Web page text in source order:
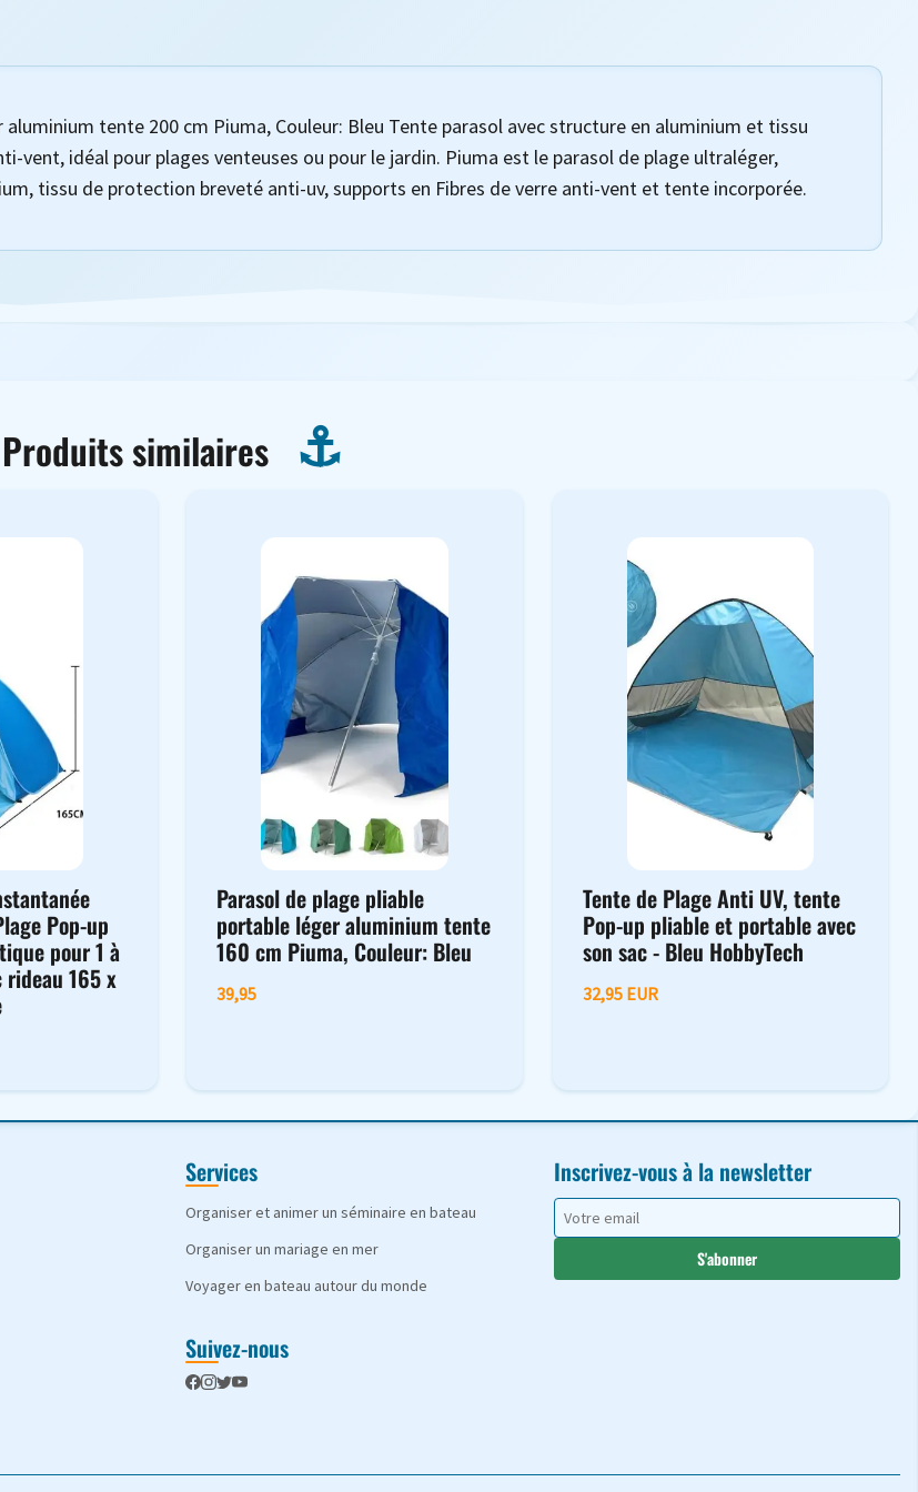
tente 200 cm Piuma, Couleur: Bleu Tente parasol avec structure en aluminium et tissu
vent, idéal pour plages venteuses ou pour le jardin. Piuma est le parasol de plage ultraléger,
tissu de protection breveté anti-uv, supports en Fibres de verre anti-vent et tente incorporée.
Produits similaires
Pop-up
pour 1 à
rideau 165 x
Parasol de plage pliable
portable léger aluminium tente
160 cm Piuma, Couleur: Bleu
39,95
Tente de Plage Anti UV, tente
Pop-up pliable et portable avec
son sac - Bleu HobbyTech
32,95 EUR
Services
Organiser et animer un séminaire en bateau
Organiser un mariage en mer
Voyager en bateau autour du monde
Suivez-nous
Inscrivez-vous à la newsletter
S'abonner